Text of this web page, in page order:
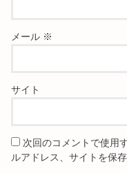
メール ※
サイト
次回のコメントで使用
ルアドレス、サイトを保存